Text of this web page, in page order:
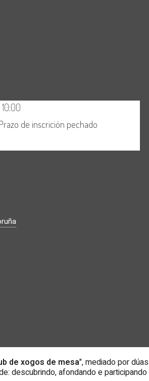
de xogos de mesa", mediado por dúas
descubrindo, afondando e participando